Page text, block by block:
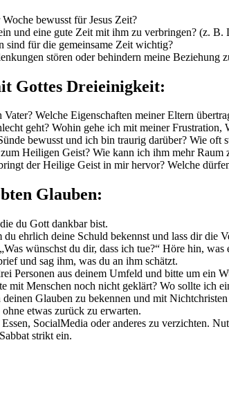
bewusst für Jesus Zeit?
und eine gute Zeit mit ihm zu verbringen? (z.
sind für die gemeinsame Zeit wichtig?
stören oder behindern meine Beziehung
Gottes Dreieinigkeit:
Vater? Welche Eigenschaften meiner Eltern
geht? Wohin gehe ich mit meiner
bewusst und ich bin traurig darüber? Wie oft
Heiligen Geist? Wie kann ich ihm mehr Raum
der Heilige Geist in mir hervor? Welche
Glauben:
du Gott dankbar bist.
ehrlich deine Schuld bekennst und lass dir die
wünschst du dir, dass ich tue?“ Höre hin,
und sag ihm, was du an ihm schätzt.
Personen aus deinem Umfeld und bitte um ein
mit Menschen noch nicht geklärt? Wo sollte ich
Glauben zu bekennen und mit
etwas zurück zu erwarten.
SocialMedia oder anderes zu verzichten.
strikt ein.